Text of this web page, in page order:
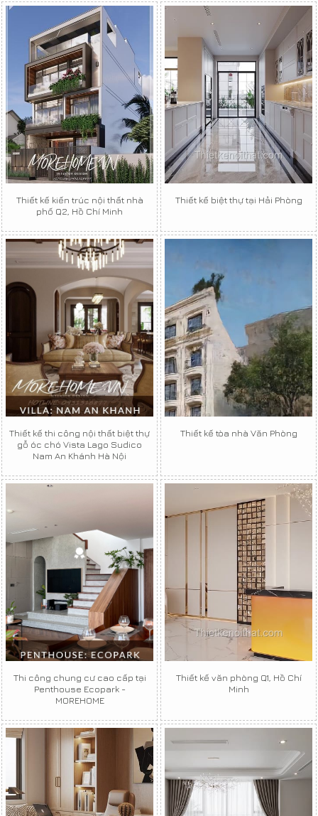
Thiết kế kiến trúc nội thất nhà
phố Q2, Hồ Chí Minh
Thiết kế biệt thự tại Hải Phòng
Thiết kế thi công nội thất biệt thự
gỗ óc chó Vista Lago Sudico
Nam An Khánh Hà Nội
Thiết kế tòa nhà Văn Phòng
Thi công chung cư cao cấp tại
Penthouse Ecopark -
MOREHOME
Thiết kế văn phòng Q1, Hồ Chí
Minh